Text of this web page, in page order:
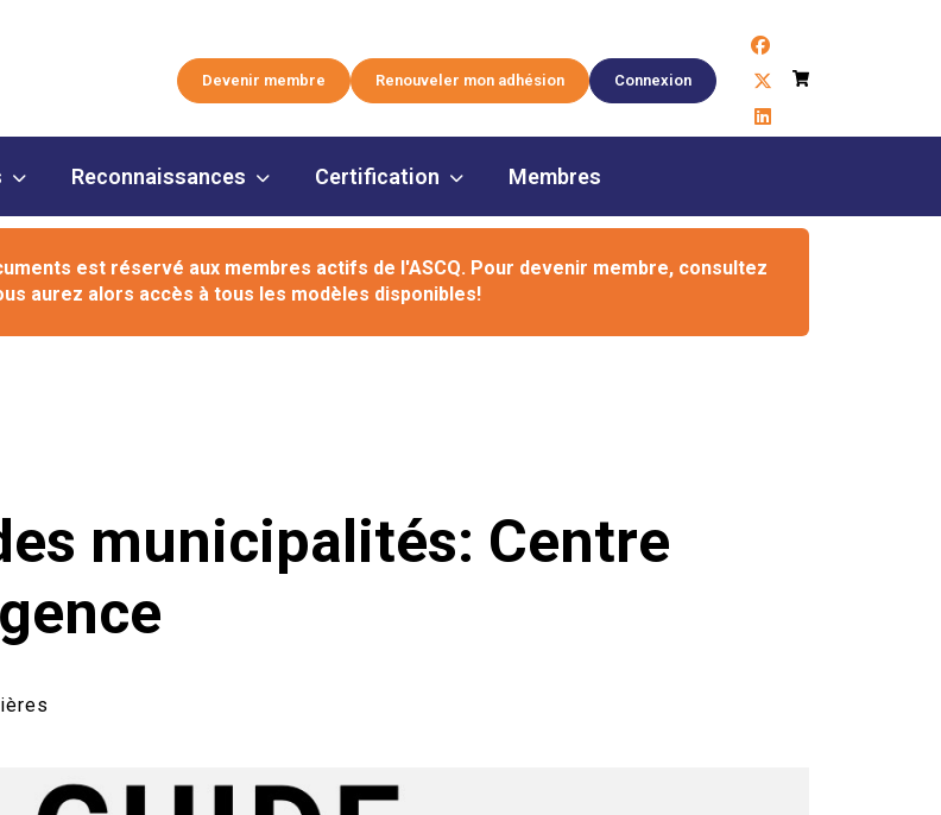
Devenir membre Renouveler mon adhésion Connexion
facebook
x-twitter
linkedin
Panier
Reconnaissances Certification Membres
est réservé aux membres actifs de l'ASCQ. Pour devenir membre, consultez
aurez alors accès à tous les modèles disponibles!
municipalités: Centre